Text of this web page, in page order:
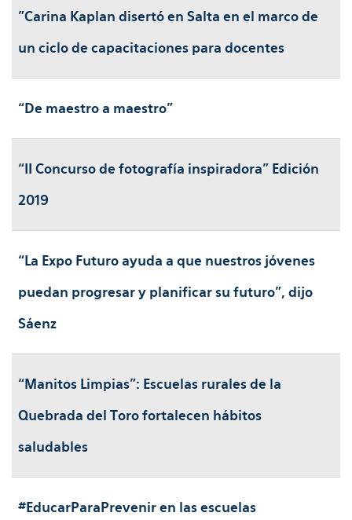
"Carina Kaplan disertó en Salta en el marco de
un ciclo de capacitaciones para docentes
“De maestro a maestro”
“II Concurso de fotografía inspiradora” Edición
2019
“La Expo Futuro ayuda a que nuestros jóvenes
puedan progresar y planificar su futuro”, dijo
Sáenz
“Manitos Limpias”: Escuelas rurales de la
Quebrada del Toro fortalecen hábitos
saludables
#EducarParaPrevenir en las escuelas